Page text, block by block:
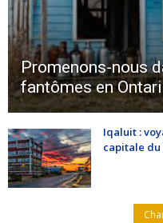
Promenons-nous
fantômes en
Iqaluit :
capitale